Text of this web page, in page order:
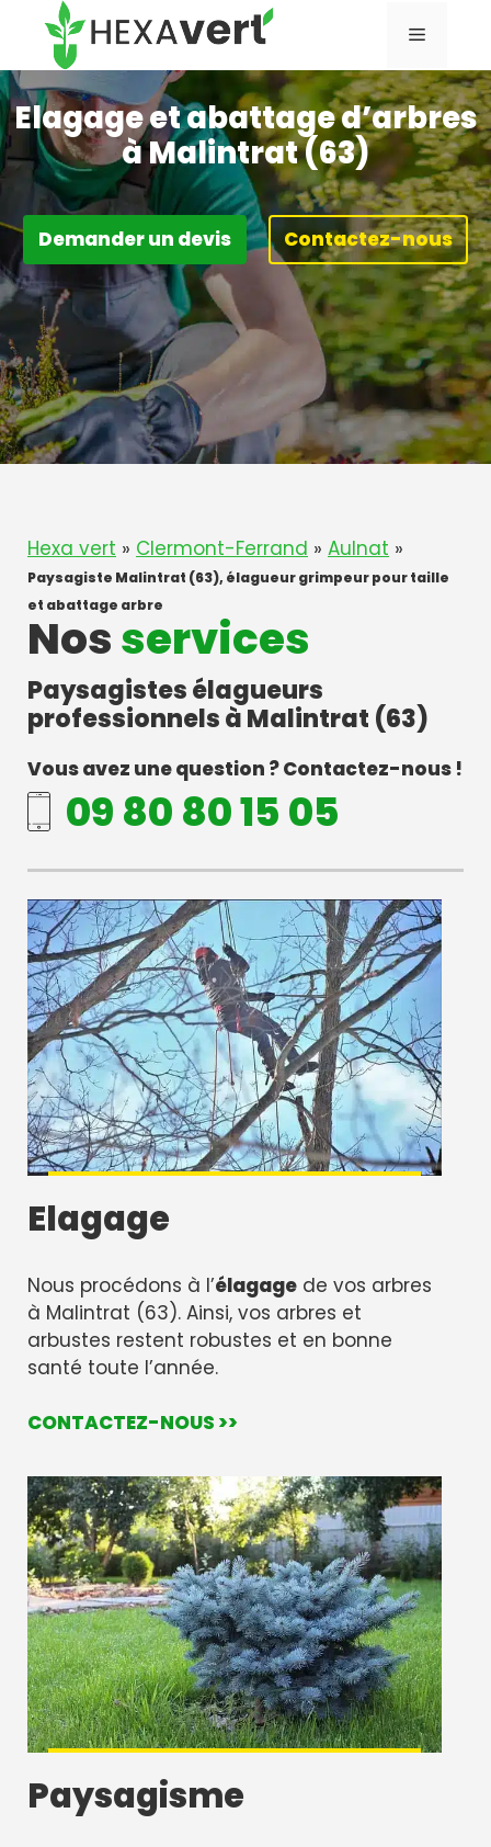
contenu
Menu
Elagage et abattage d’arbres
à Malintrat (63)
Demander un devis Contactez-nous
Hexa vert » Clermont-Ferrand » Aulnat »
Paysagiste Malintrat (63), élagueur grimpeur pour taille
et abattage arbre
Nosservices
Paysagistes élagueurs
professionnels à Malintrat (63)
Vous avez une question ? Contactez-nous !
09 80 80 15 05
Elagage
Nous procédons à l’élagage de vos arbres
à Malintrat (63). Ainsi, vos arbres et
arbustes restent robustes et en bonne
santé toute l’année.
CONTACTEZ-NOUS >>
Paysagisme